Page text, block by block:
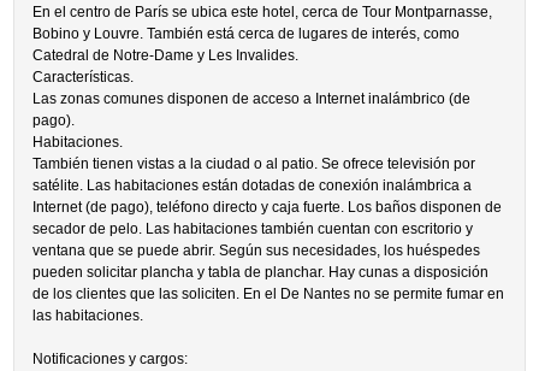
En el centro de París se ubica este hotel, cerca de Tour Montparnasse,
Bobino y Louvre. También está cerca de lugares de interés, como
Catedral de Notre-Dame y Les Invalides.
Características.
Las zonas comunes disponen de acceso a Internet inalámbrico (de
pago).
Habitaciones.
También tienen vistas a la ciudad o al patio. Se ofrece televisión por
satélite. Las habitaciones están dotadas de conexión inalámbrica a
Internet (de pago), teléfono directo y caja fuerte. Los baños disponen de
secador de pelo. Las habitaciones también cuentan con escritorio y
ventana que se puede abrir. Según sus necesidades, los huéspedes
pueden solicitar plancha y tabla de planchar. Hay cunas a disposición
de los clientes que las soliciten. En el De Nantes no se permite fumar en
las habitaciones.
Notificaciones y cargos: